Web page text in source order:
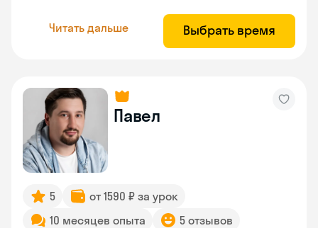
Читать дальше Выбрать время
Павел
5
от 1590 ₽ за урок
10 месяцев опыта
5 отзывов